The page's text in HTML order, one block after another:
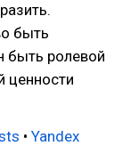
быть
быть ролевой
ценности
• Yandex